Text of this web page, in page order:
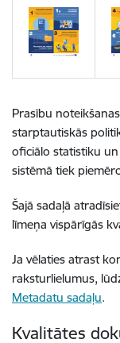
Prasību
starptautiskās
oficiālo statistiku
sistēmā tiek
Šajā sadaļā
līmeņa vispārīgās
Ja vēlaties atrast
raksturlielumus,
Metadatu sadaļu.
Kvalitātes